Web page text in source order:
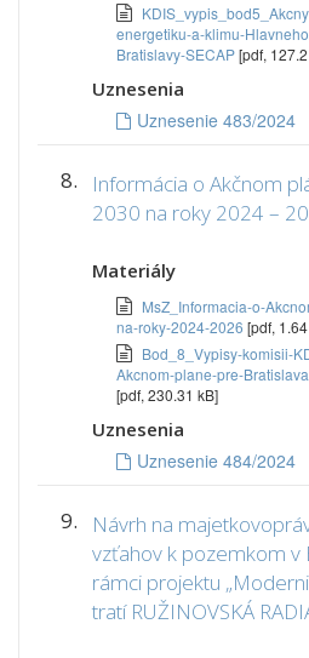
energetiku-a-klimu-
Bratislavy-SECAP[pdf,
Uznesenia
Uznesenie 483/2024
8.
Informácia o Akčnom
2030 na roky 2024 –
Materiály
MsZ_Informacia-o-
na-roky-2024-2026 [pdf,
Bod_8_Vypisy-komisii-
Akcnom-plane-pre-
[pdf, 230.31 kB]
Uznesenia
Uznesenie 484/2024
9.
Návrh na
vzťahov k pozemkom v
rámci projektu
tratí RUŽINOVSKÁ